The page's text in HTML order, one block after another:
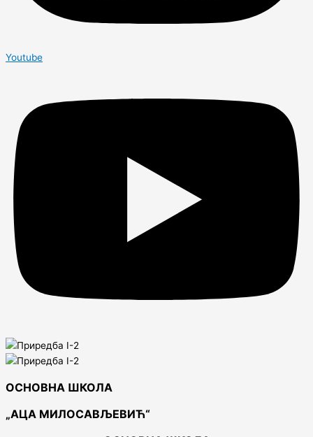
Youtube
ОСНОВНА ШКОЛА
„АЦА МИЛОСАВЉЕВИЋ“